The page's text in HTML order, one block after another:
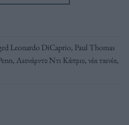
Leonardo DiCaprio, Paul Thomas
,Λεονάρντο Ντι Κάπριο,νέα ταινία,